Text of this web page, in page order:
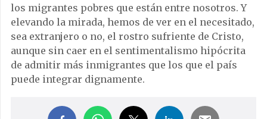
los migrantes pobres que están entre nosotros. Y
elevando la mirada, hemos de ver en el necesitado,
sea extranjero o no, el rostro sufriente de Cristo,
aunque sin caer en el sentimentalismo hipócrita
de admitir más inmigrantes que los que el país
puede integrar dignamente.